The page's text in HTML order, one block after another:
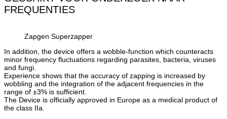
FREQUENTIES
Zapgen Superzapper
In addition, the device offers a wobble-function which counteracts
minor frequency fluctuations regarding parasites, bacteria, viruses
and fungi.
Experience shows that the accuracy of zapping is increased by
wobbling and the integration of the adjacent frequencies in the
range of ±3% is sufficient.
The Device is officially approved in Europe as a medical product of
the class IIa.